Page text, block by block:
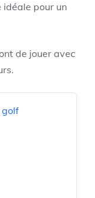
idéale pour un
de jouer avec